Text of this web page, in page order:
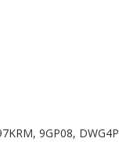
9GP08, DWG4P